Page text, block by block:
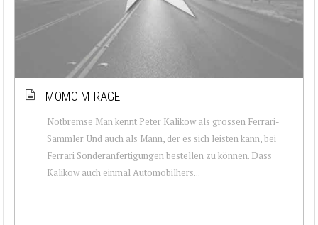
MOMO MIRAGE
Notbremse Man kennt Peter Kalikow als grossen Ferrari-
Sammler. Und auch als Mann, der es sich leisten kann, bei
Ferrari Sonderanfertigungen bestellen zu können. Dass
Kalikow auch einmal Automobilhers...